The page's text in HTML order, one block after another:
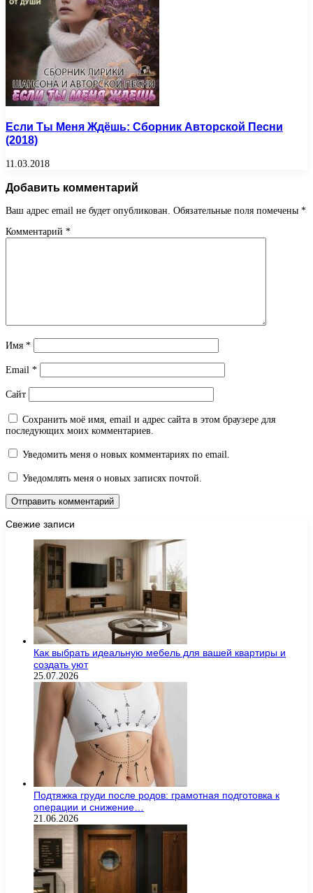
Если Ты Меня Ждёшь: Сборник Авторской Песни
(2018)
11.03.2018
Добавить комментарий
Ваш адрес email не будет опубликован. Обязательные поля помечены *
Комментарий *
Имя *
Email *
Сайт
Сохранить моё имя, email и адрес сайта в этом браузере для
последующих моих комментариев.
Уведомить меня о новых комментариях по email.
Уведомлять меня о новых записях почтой.
Свежие записи
Как выбрать идеальную мебель для вашей квартиры и
создать уют
25.07.2026
Подтяжка груди после родов: грамотная подготовка к
операции и снижение…
21.06.2026